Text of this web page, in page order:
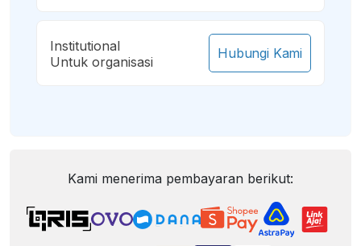
Institutional
Untuk organisasi
Hubungi Kami
Kami menerima pembayaran berikut: